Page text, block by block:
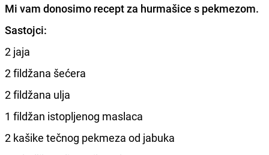
Mi vam donosimo recept za hurmašice s pekmezom.
Sastojci:
2 jaja
2 fildžana šećera
2 fildžana ulja
1 fildžan istopljenog maslaca
2 kašike tečnog pekmeza od jabuka